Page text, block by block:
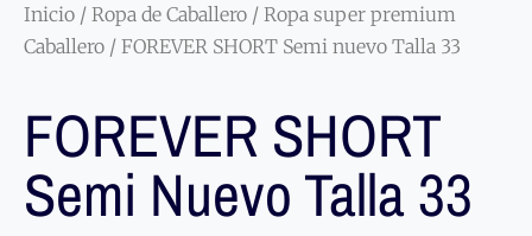
Inicio / Ropa de Caballero / Ropa super premium
Caballero / FOREVER SHORT Semi nuevo Talla 33
FOREVER SHORT
Semi Nuevo Talla 33